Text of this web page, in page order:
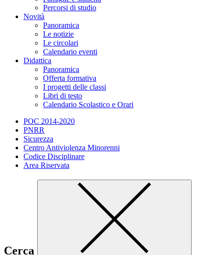
Percorsi di studio
Novità
Panoramica
Le notizie
Le circolari
Calendario eventi
Didattica
Panoramica
Offerta formativa
I progetti delle classi
Libri di testo
Calendario Scolastico e Orari
POC 2014-2020
PNRR
Sicurezza
Centro Antiviolenza Minorenni
Codice Disciplinare
Area Riservata
Cerca